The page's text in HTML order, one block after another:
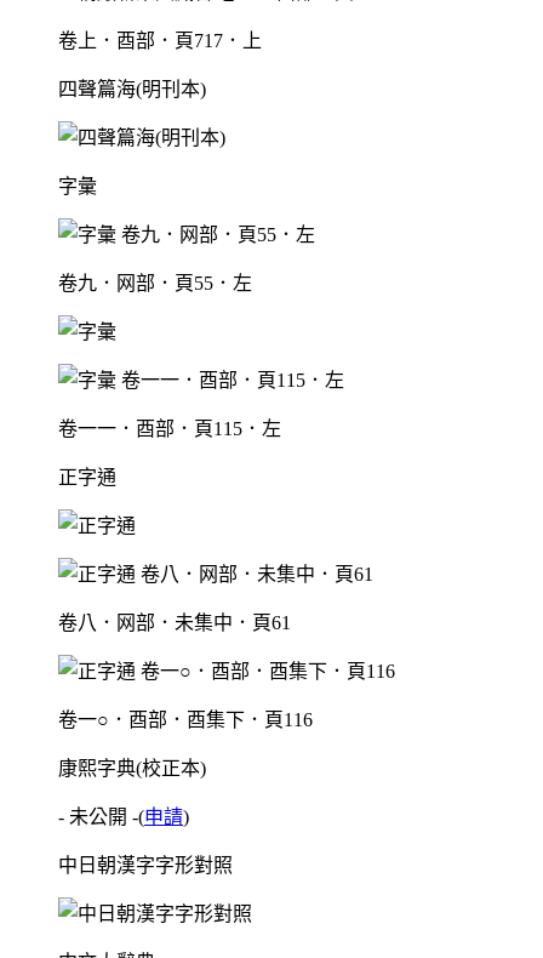
卷上．酉部．頁717．上
四聲篇海(明刊本)
字彙
卷九．网部．頁55．左
卷一一．酉部．頁115．左
正字通
卷八．网部．未集中．頁61
卷一○．酉部．酉集下．頁116
康熙字典(校正本)
- 未公開 -(申請)
中日朝漢字字形對照